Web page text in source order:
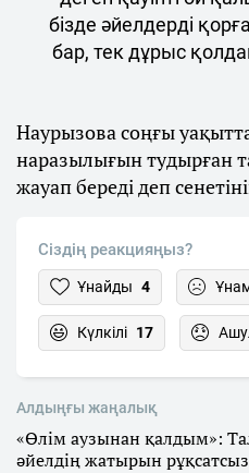
бізде әйелдерді
бар, тек дұрыс
Наурызова соңғы
наразылығын тудырған
жауап береді деп
Сіздің реакцияңыз?
Ұнайды 4
Күлкілі 17
Алдыңғы жаңалық
«Өлім аузынан қалдым»:
әйелдің жатырын